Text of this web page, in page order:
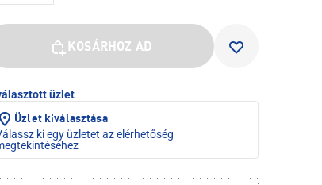
KOSÁRHOZ AD
üzlet
Üzlet kiválasztása
ki egy üzletet az elérhetőség